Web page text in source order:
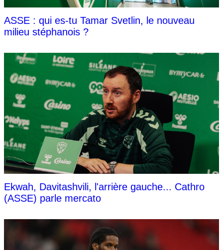
ASSE : qui es-tu Tamar Svetlin, le nouveau
milieu stéphanois ?
Ekwah, Davitashvili, l'arrière gauche... Cathro
(ASSE) parle mercato